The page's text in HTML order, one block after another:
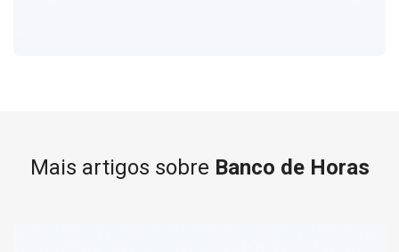
Mais artigos sobre Banco de Horas